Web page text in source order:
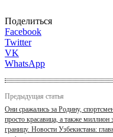
Поделиться
Facebook
Twitter
VK
WhatsApp
Предыдущая статья
Они сражались за Родину,
просто красавица, а также миллион
границу. Новости Узбекистана: